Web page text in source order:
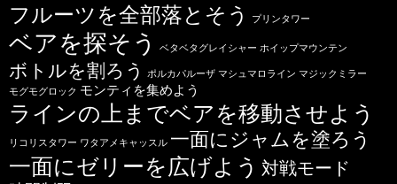
フルーツを全部落とそう プリンタワー
ベアを探そう ベタベタグレイシャー ホイップマウンテン
ボトルを割ろう ポルカパルーザ マシュマロライン マジックミラー
モグモグロック モンティを集めよう
ラインの上までベアを移動させよう
リコリスタワー ワタアメキャッスル 一面にジャムを塗ろう
一面にゼリーを広げよう 対戦モード